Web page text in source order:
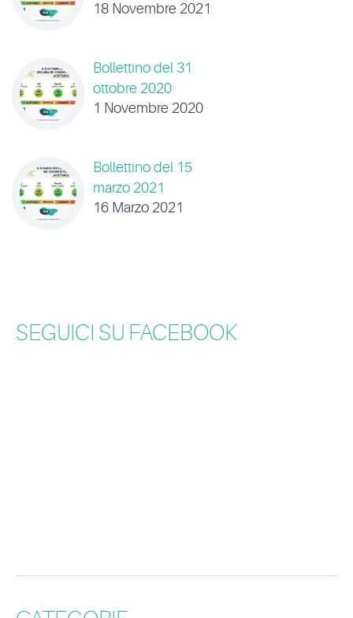
18 Novembre 2021
Bollettino del 31
ottobre 2020
1 Novembre 2020
Bollettino del 15
marzo 2021
16 Marzo 2021
SEGUICI SU FACEBOOK